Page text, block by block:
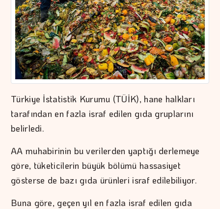
Türkiye İstatistik Kurumu (TÜİK), hane halkları
tarafından en fazla israf edilen gıda gruplarını
belirledi.
AA muhabirinin bu verilerden yaptığı derlemeye
göre, tüketicilerin büyük bölümü hassasiyet
gösterse de bazı gıda ürünleri israf edilebiliyor.
Buna göre, geçen yıl en fazla israf edilen gıda